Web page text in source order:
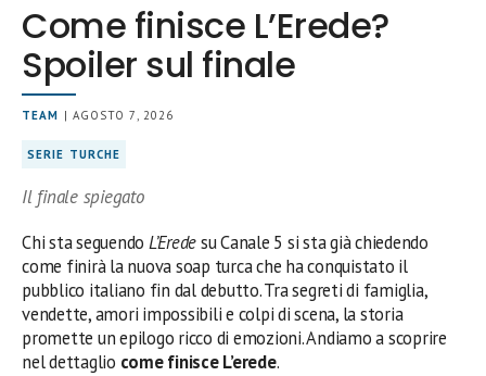
Come finisce L’Erede?
Spoiler sul finale
TEAM | AGOSTO 7, 2026
SERIE TURCHE
Il finale spiegato
Chi sta seguendo L’Eredesu Canale 5 si sta già chiedendo
come finirà la nuova soap turca che ha conquistato il
pubblico italiano fin dal debutto. Tra segreti di famiglia,
vendette, amori impossibili e colpi di scena, la storia
promette un epilogo ricco di emozioni. Andiamo a scoprire
nel dettaglio come finisce L’erede.